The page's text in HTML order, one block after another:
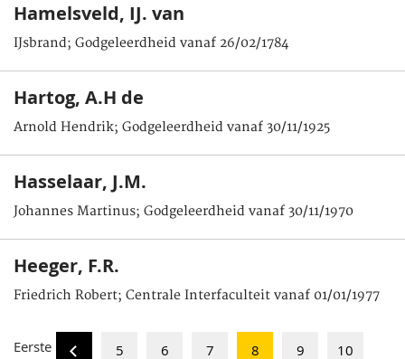
Hamelsveld, IJ. van
IJsbrand; Godgeleerdheid vanaf 26/02/1784
Hartog, A.H de
Arnold Hendrik; Godgeleerdheid vanaf 30/11/1925
Hasselaar, J.M.
Johannes Martinus; Godgeleerdheid vanaf 30/11/1970
Heeger, F.R.
Friedrich Robert; Centrale Interfaculteit vanaf 01/01/1977
Eerste 5 6 7 8 9 10